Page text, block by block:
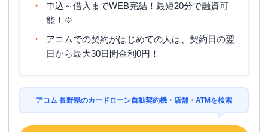
申込～借入までWEB完結！最短20分で融資可
能！※
アコムでの契約がはじめての人は、契約日の翌
日から最大30日間金利0円！
アコム 長野県のカードローン自動契約機・店舗・ATMを検索